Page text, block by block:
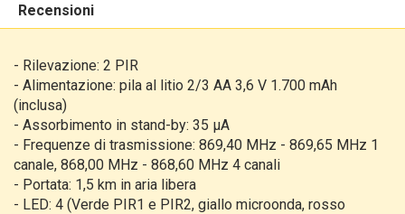
Recensioni
- Rilevazione: 2 PIR
- Alimentazione: pila al litio 2/3 AA 3,6 V 1.700 mAh
(inclusa)
- Assorbimento in stand-by: 35 μA
- Frequenze di trasmissione: 869,40 MHz - 869,65 MHz 1
canale, 868,00 MHz - 868,60 MHz 4 canali
- Portata: 1,5 km in aria libera
- LED: 4 (Verde PIR1 e PIR2, giallo microonda, rosso